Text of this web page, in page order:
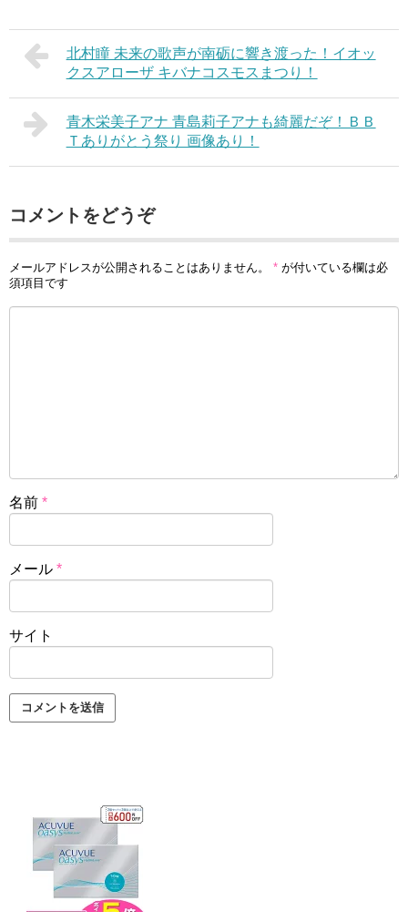
北村瞳 未来の歌声が南砺に響き渡った！イオッ
クスアローザ キバナコスモスまつり！
青木栄美子アナ 青島莉子アナも綺麗だぞ！ＢＢ
Ｔありがとう祭り 画像あり！
コメントをどうぞ
メールアドレスが公開されることはありません。 * が付いている欄は必
須項目です
名前 *
メール *
サイト